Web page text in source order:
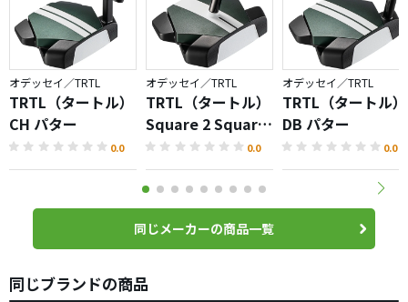
オデッセイ／TRTL
TRTL（タートル）
CH パター
0.0
オデッセイ／TRTL
TRTL（タートル）
Square 2 Square
パター
0.0
オデッセイ／TRTL
TRTL（タートル）
DB パター
0.0
同じメーカーの商品一覧
同じブランドの商品